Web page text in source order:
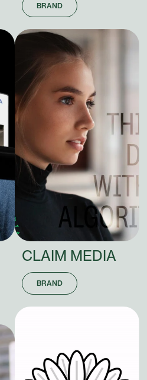
BRAND
CLAIM MEDIA
BRAND